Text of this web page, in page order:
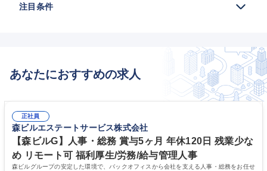
注目条件
あなたにおすすめの求人
正社員
森ビルエステートサービス株式会社
【森ビルG】人事・総務 賞与5ヶ月 年休120日 残業少な
め リモート可 福利厚生/労務/給与管理人事
森ビルグループの安定した環境で、バックオフィスから会社を支える人事・総務をお任せ